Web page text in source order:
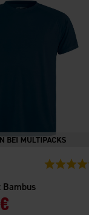
Bambus
Bewertung: